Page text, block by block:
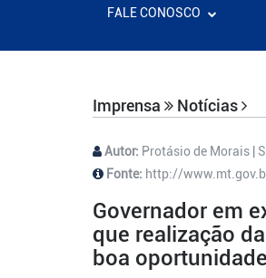
FALE CONOSCO
Imprensa Notícias
Autor: Protásio de Morais |
Fonte: http://
Governador em
que realização
boa oportunidade